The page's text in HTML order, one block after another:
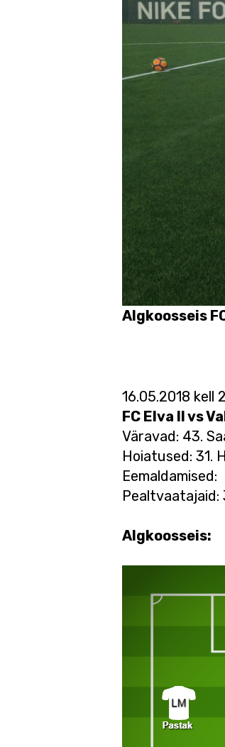
Algkoosseis
16.05.2018 kell
FC Elva II vs
Väravad: 43.
Hoiatused: 31.
Eemaldamised:
Pealtvaatajaid:
Algkoosseis: